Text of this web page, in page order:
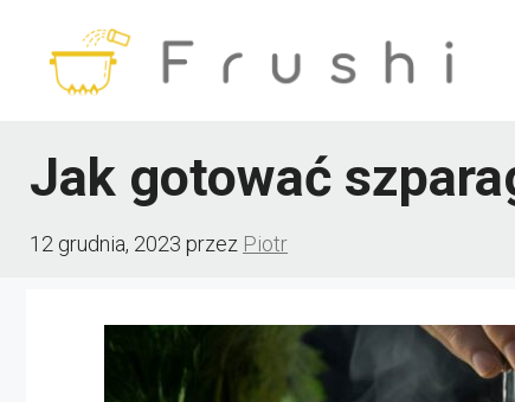
Jak gotować
12 grudnia, 2023 przez Piotr